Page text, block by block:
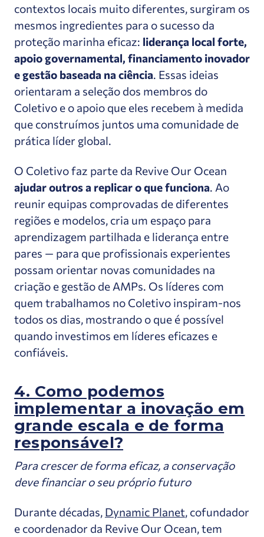
contextos locais muito diferentes, surgiram os
mesmos ingredientes para o sucesso da
proteção marinha eficaz: liderança local forte,
apoio governamental, financiamento inovador
e gestão baseada na ciência. Essas ideias
orientaram a seleção dos membros do
Coletivo e o apoio que eles recebem à medida
que construímos juntos uma comunidade de
prática líder global.
O Coletivo faz parte da Revive Our Ocean
ajudar outros a replicar o que funciona. Ao
reunir equipas comprovadas de diferentes
regiões e modelos, cria um espaço para
aprendizagem partilhada e liderança entre
pares — para que profissionais experientes
possam orientar novas comunidades na
criação e gestão de AMPs. Os líderes com
quem trabalhamos no Coletivo inspiram-nos
todos os dias, mostrando o que é possível
quando investimos em líderes eficazes e
confiáveis.
4. Como podemos
implementar a inovação em
grande escala e de forma
responsável?
Para crescer de forma eficaz, a conservação
deve financiar o seu próprio futuro
Durante décadas, Dynamic Planet, cofundador
e coordenador da Revive Our Ocean, tem